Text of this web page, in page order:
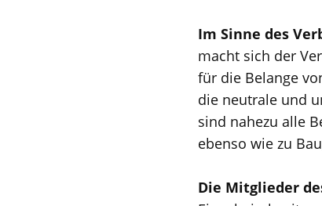
Im Sinne des
macht sich der
für die Belange
die neutrale und
sind nahezu alle
ebenso wie zu
Die Mitglieder